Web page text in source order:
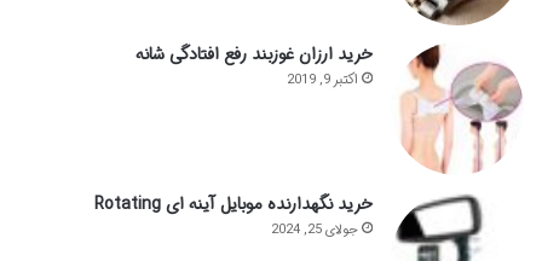
خرید ارزان غوزبند رفع افتادگی شانه
اکتبر 9, 2019
خرید نگهدارنده موبایل آینه ای Rotating
جولای 25, 2024